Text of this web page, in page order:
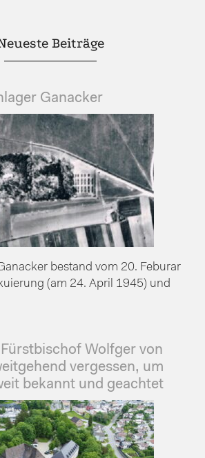
Beiträge
Ganacker
bestand vom 20. Feburar
(am 24. April 1945) und
Wolfger von
vergessen, um
bekannt und geachtet